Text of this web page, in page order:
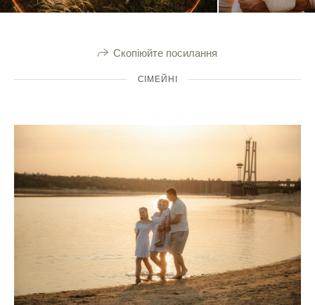
Скопіюйте посилання
СІМЕЙНІ